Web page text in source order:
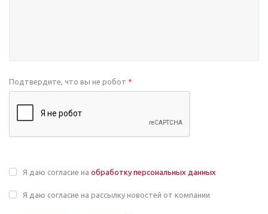
Подтвердите, что вы не робот *
Я даю согласие на обработку персональных данных
Я даю согласие на рассылку новостей от компании